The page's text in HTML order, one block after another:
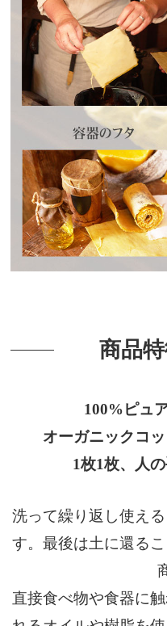
商品
100%ピュ
オーガニックコ
1枚1枚、人
洗って繰り返し使え
す。最後は土に還る
直接食べ物や食器に